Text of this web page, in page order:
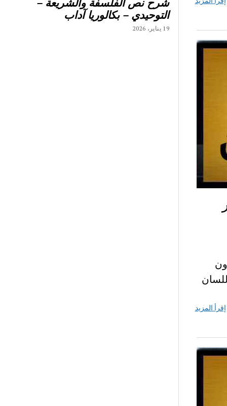
إقرأ المزيد
التوحيدي – بكالوريا آداب
19 يناير، 2026